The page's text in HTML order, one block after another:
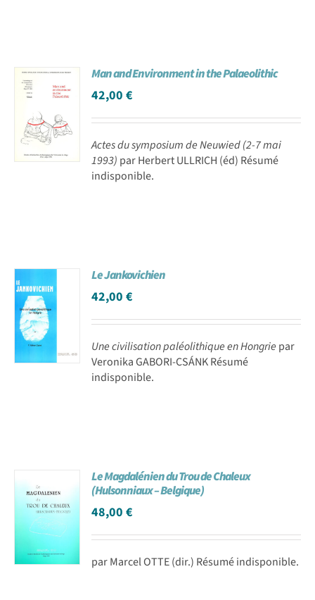
Man and Environment in the Palaeolithic
42,00€
Actes du symposium de Neuwied (2-7 mai
1993) par Herbert ULLRICH (éd) Résumé
indisponible.
Le Jankovichien
42,00€
Une civilisation paléolithique en Hongrie par
Veronika GABORI-CSÁNK Résumé
indisponible.
Le Magdalénien du Trou de Chaleux
(Hulsonniaux – Belgique)
48,00€
par Marcel OTTE (dir.) Résumé indisponible.